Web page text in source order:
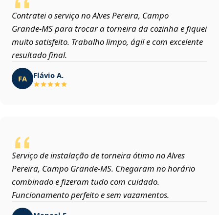
Contratei o serviço no Alves Pereira, Campo
Grande‑MS para trocar a torneira da cozinha e fiquei
muito satisfeito. Trabalho limpo, ágil e com excelente
resultado final.
FA Flávio A.
Serviço de instalação de torneira ótimo no Alves
Pereira, Campo Grande‑MS. Chegaram no horário
combinado e fizeram tudo com cuidado.
Funcionamento perfeito e sem vazamentos.